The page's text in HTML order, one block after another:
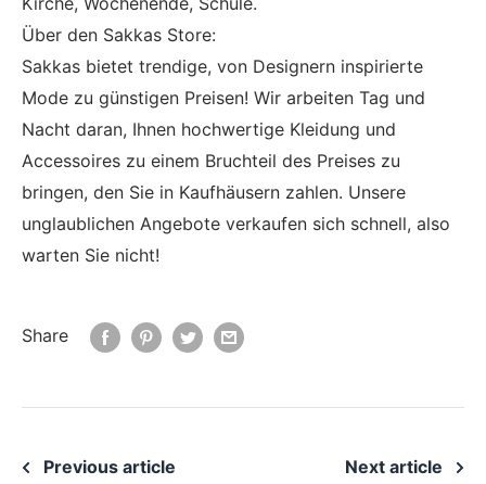
Über den Sakkas Store:
Sakkas bietet trendige, von Designern inspirierte
Mode zu günstigen Preisen! Wir arbeiten Tag und
Nacht daran, Ihnen hochwertige Kleidung und
Accessoires zu einem Bruchteil des Preises zu
bringen, den Sie in Kaufhäusern zahlen. Unsere
unglaublichen Angebote verkaufen sich schnell, also
warten Sie nicht!
Share
Previous article Next article